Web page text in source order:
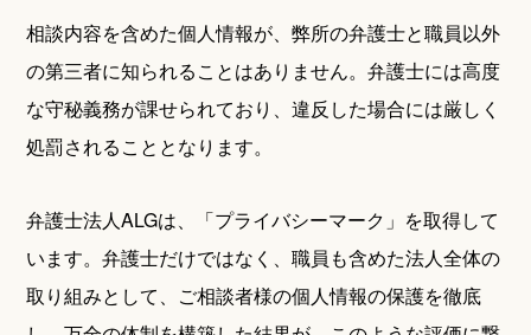
相談内容を含めた個人情報が、弊所の弁護士と職員以外
の第三者に知られることはありません。弁護士には高度
な守秘義務が課せられており、違反した場合には厳しく
処罰されることとなります。
弁護士法人ALGは、「プライバシーマーク」を取得して
います。弁護士だけではなく、職員も含めた法人全体の
取り組みとして、ご相談者様の個人情報の保護を徹底